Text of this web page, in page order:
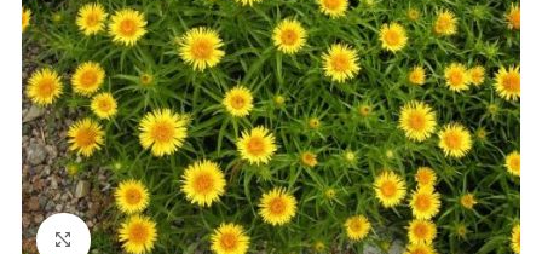
Klikněte pro zvětšení